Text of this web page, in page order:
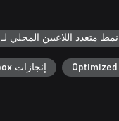
نمط متعدد اللاعبين المحلي لـ Xbox (2-4)
إنجازات Xbox